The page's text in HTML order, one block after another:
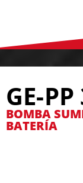
GE-
BOMBA
BATERÍA